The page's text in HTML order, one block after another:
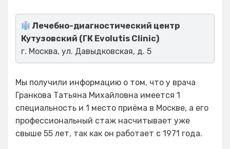
Лечебно-диагностический центр
Кутузовский (ГК Evolutis Clinic)
г. Москва, ул. Давыдковская, д. 5
Мы получили информацию о том, что у врача
Гранкова Татьяна Михайловна имеется 1
специальность и 1 место приёма в Москве, а его
профессиональный стаж насчитывает уже
свыше 55 лет, так как он работает с 1971 года.